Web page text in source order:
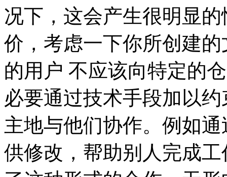
况下，这会产生很明显
价，考虑一下你所创建
的用户 不应该向特定的
必要通过技术手段加以
主地与他们协作。例如
供修改，帮助别人完成